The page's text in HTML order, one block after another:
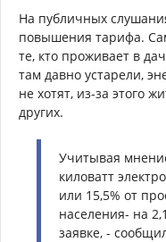
На публичных
повышения тарифа.
те, кто проживает в
там давно устарели,
не хотят, из-за этого
других.
Учитывая
киловатт
или 15,5% от
населения- на
заявке, -